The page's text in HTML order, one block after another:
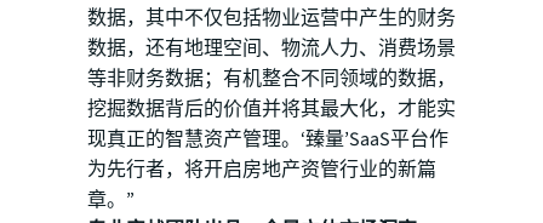
数据，其中不仅包括物业运营中产生的财务
数据，还有地理空间、物流人力、消费场景
等非财务数据；有机整合不同领域的数据，
挖掘数据背后的价值并将其最大化，才能实
现真正的智慧资产管理。‘臻量’SaaS平台作
为先行者，将开启房地产资管行业的新篇
章。”